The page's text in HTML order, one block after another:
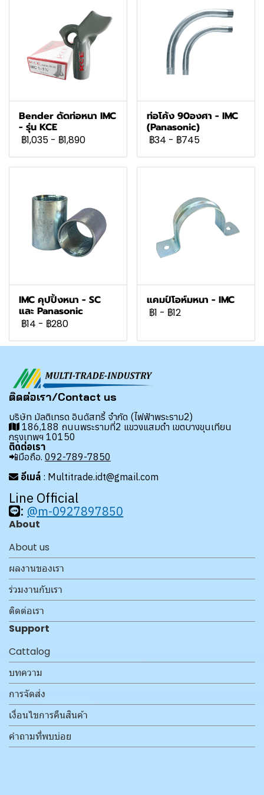
Bender ดัดท่อหนา IMC
- รุ่น KCE
฿1,035 - ฿1,890
ท่อโค้ง 90องศา - IMC
(Panasonic)
฿34 - ฿745
IMC คุปปิ้งหนา - SC
และ Panasonic
฿14 - ฿280
แคมป์โอห์มหนา - IMC
฿1 - ฿12
ติดต่อเรา/Contact us
บริษัท มัลติเทรด อินดัสทรี้ จำกัด (ไฟฟ้าพระราม2)
186,188 ถนนพระรามที่2 แขวงแสมดำ เขตบางขุนเทียน
กรุงเทพฯ 10150
ติดต่อเรา
📲มือถือ. 092-789-7850
อีเมล์ : Multitrade.idt@gmail.com
Line Official
: @m-0927897850
About
About us
ผลงานของเรา
ร่วมงานกับเรา
ติดต่อเรา
Support
Cattalog
บทความ
การจัดส่ง
เงื่อนไขการคืนสินค้า
คำถามที่พบบ่อย